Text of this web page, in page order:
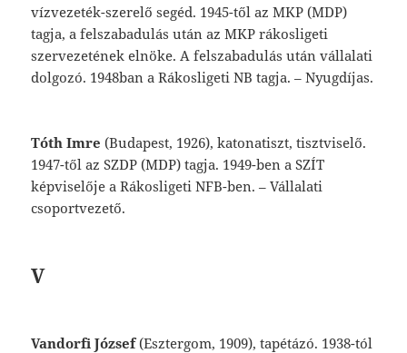
vízvezeték-szerelősegéd. 1945-tőlazMKP(MDP)
tagja,afelszabadulásutánazMKPrákosligeti
szervezeténekelnöke. Afelszabadulásutánvállalati
dolgozó. 1948banaRákosligeti NBtagja.–Nyugdíjas.
TóthImre(Budapest, 1926),katonatiszt,tisztviselő.
1947-tőlazSZDP(MDP)tagja. 1949-benaSZÍT
képviselőjeaRákosligeti NFB-ben.–Vállalati
csoportvezető.
V
VandorfiJózsef(Esztergom, 1909),tapétázó. 1938-tól